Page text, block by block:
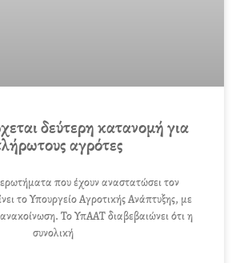
δεύτερη κατανομή για
αγρότες
που έχουν αναστατώσει τον
το Υπουργείο Αγροτικής Ανάπτυξης, με
Το ΥπΑΑΤ διαβεβαιώνει ότι η
συνολική